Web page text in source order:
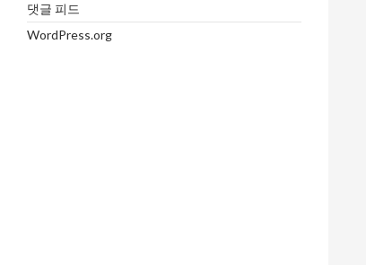
댓글 피드
WordPress.org